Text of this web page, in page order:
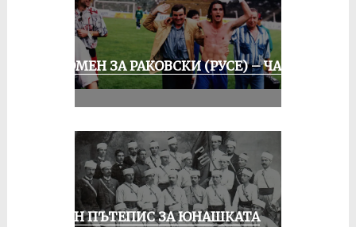
СПОМЕН ЗА РАКОВСКИ (РУСЕ) – ЧАСТ
ЕДИН ПЪТЕПИС ЗА ЮНАШКАТА